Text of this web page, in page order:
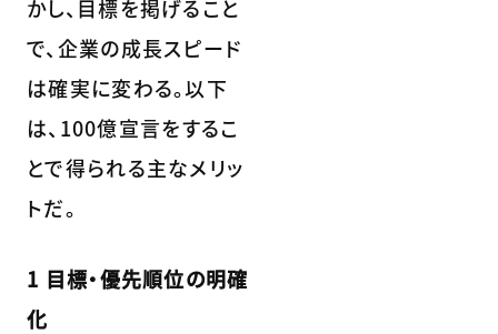
かし、目標を掲げること
で、企業の成長スピード
は確実に変わる。以下
は、100億宣言をするこ
とで得られる主なメリッ
トだ。
1 目標・優先順位の明確
化